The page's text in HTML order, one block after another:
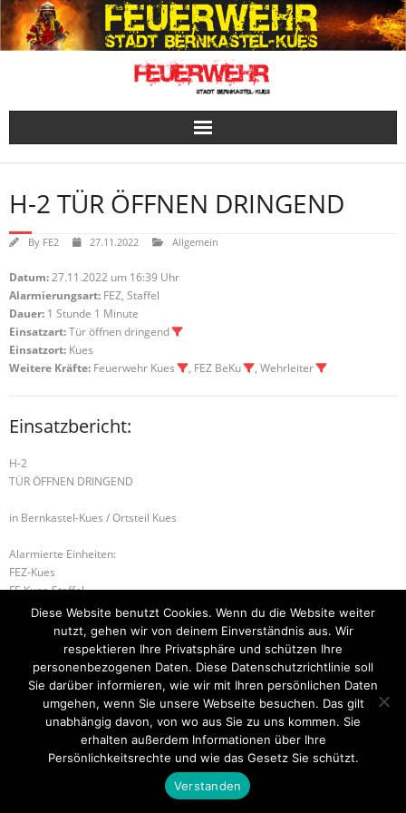
Skip
to
content
H-2 TÜR ÖFFNEN DRINGEND
By FE2 27.11.2022 Allgemein
Datum:27.11.2022 um 16:39 Uhr
Alarmierungsart: FEZ, Staffel
Dauer: 1 Stunde 1 Minute
Einsatzart:Tür öffnen dringend
Einsatzort: Kues
Weitere Kräfte: Feuerwehr Kues , FEZ BeKu , Wehrleiter
Einsatzbericht:
H-2
TÜR ÖFFNEN DRINGEND
in Bernkastel-Kues / Ortsteil Kues
Alarmierte Einheiten:
FEZ-Kues
FF-Kues-Staffel
WL-Bernkastel-Kues
H-1 TIERRETTUNG H-1 TIERRETTUNG
Startseite Einsätze Mitglied werden Über uns
Bilder
Kontakt
Theme byThink Up Themes Ltd. Powered byWordPress.
Diese Website benutzt Cookies. Wenn du die Website weiter
nutzt, gehen wir von deinem Einverständnis aus. Wir
respektieren Ihre Privatsphäre und schützen Ihre
personenbezogenen Daten. Diese Datenschutzrichtlinie soll
Sie darüber informieren, wie wir mit Ihren persönlichen Daten
umgehen, wenn Sie unsere Webseite besuchen. Das gilt
unabhängig davon, von wo aus Sie zu uns kommen. Sie
erhalten außerdem Informationen über Ihre
Persönlichkeitsrechte und wie das Gesetz Sie schützt.
Verstanden